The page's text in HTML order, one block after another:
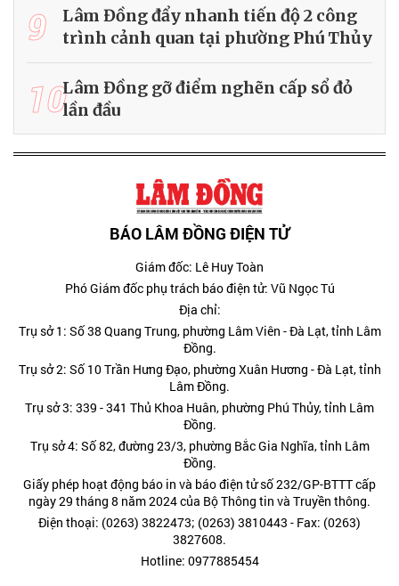
9
Lâm Đồng đẩy nhanh tiến độ 2 công
trình cảnh quan tại phường Phú Thủy
10Lâm Đồng gỡ điểm nghẽn cấp sổ đỏ
lần đầu
BÁO LÂM ĐỒNG ĐIỆN TỬ
Giám đốc: Lê Huy Toàn
Phó Giám đốc phụ trách báo điện tử: Vũ Ngọc Tú
Địa chỉ:
Trụ sở 1: Số 38 Quang Trung, phường Lâm Viên - Đà Lạt, tỉnh Lâm
Đồng.
Trụ sở 2: Số 10 Trần Hưng Đạo, phường Xuân Hương - Đà Lạt, tỉnh
Lâm Đồng.
Trụ sở 3: 339 - 341 Thủ Khoa Huân, phường Phú Thủy, tỉnh Lâm
Đồng.
Trụ sở 4: Số 82, đường 23/3, phường Bắc Gia Nghĩa, tỉnh Lâm
Đồng.
Giấy phép hoạt động báo in và báo điện tử số 232/GP-BTTT cấp
ngày 29 tháng 8 năm 2024 của Bộ Thông tin và Truyền thông.
Điện thoại: (0263) 3822473; (0263) 3810443 - Fax: (0263)
3827608.
Hotline: 0977885454